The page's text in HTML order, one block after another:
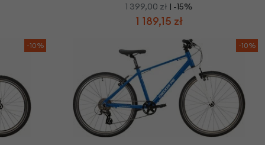
1 399,00 zł | -15%
1 189,15 zł
-10% -10%